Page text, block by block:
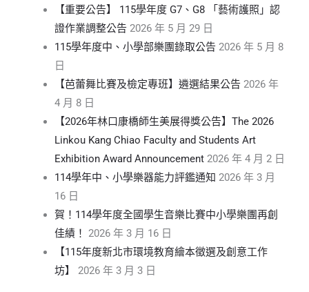
【重要公告】 115學年度 G7、G8 「藝術護照」認
證作業調整公告 2026 年 5 月 29 日
115學年度中、小學部樂團錄取公告 2026 年 5 月 8
日
【芭蕾舞比賽及檢定專班】遴選結果公告 2026 年
4 月 8 日
【2026年林口康橋師生美展得獎公告】The 2026
Linkou Kang Chiao Faculty and Students Art
Exhibition Award Announcement 2026 年 4 月 2 日
114學年中、小學樂器能力評鑑通知 2026 年 3 月
16 日
賀！114學年度全國學生音樂比賽中小學樂團再創
佳績！ 2026 年 3 月 16 日
【115年度新北市環境教育繪本徵選及創意工作
坊】
2026 年 3 月 3 日